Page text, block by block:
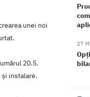
unei noi
20.5.
instalare.
27